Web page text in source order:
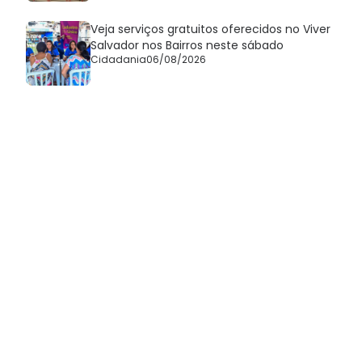
Veja serviços gratuitos oferecidos no Viver
Salvador nos Bairros neste sábado
Cidadania06/08/2026